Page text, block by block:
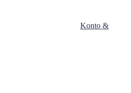
Konto &